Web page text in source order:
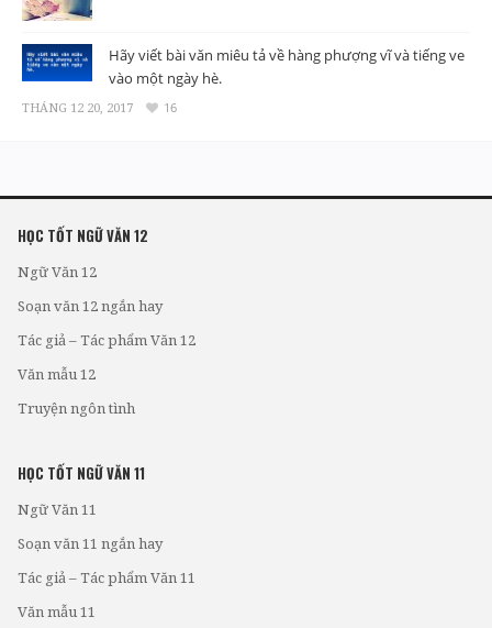
Hãy viết bài văn miêu tả về hàng phượng vĩ và tiếng ve
vào một ngày hè.
THÁNG 12 20, 2017 16
HỌC TỐT NGỮ VĂN 12
Ngữ Văn 12
Soạn văn 12 ngắn hay
Tác giả – Tác phẩm Văn 12
Văn mẫu 12
Truyện ngôn tình
HỌC TỐT NGỮ VĂN 11
Ngữ Văn 11
Soạn văn 11 ngắn hay
Tác giả – Tác phẩm Văn 11
Văn mẫu 11